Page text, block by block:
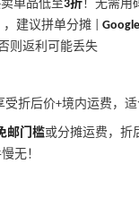
单品低至3折！无需用
，建议拼单分摊 |
则返利可能丢失
折后价+境内运费，适
邮门槛或分摊运费，折
无！